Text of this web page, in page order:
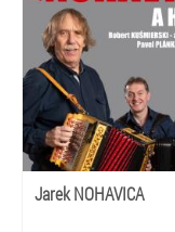
Jarek NOHAVICA